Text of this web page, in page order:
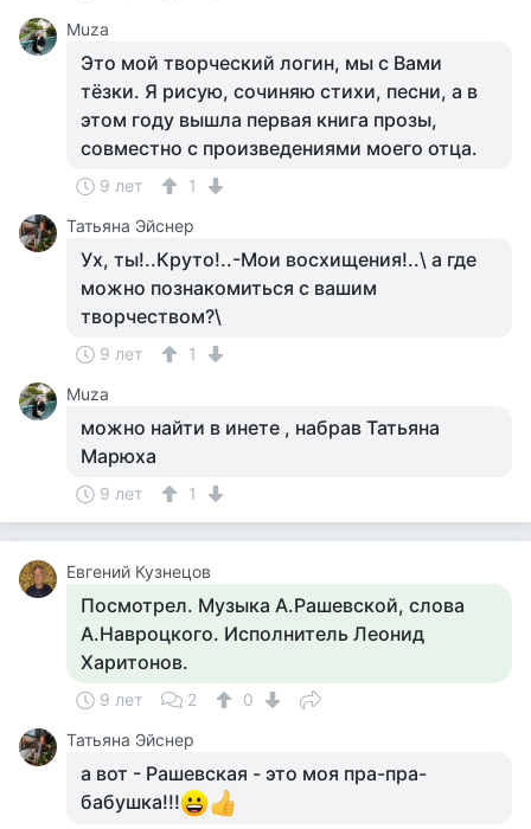
Muza
Это мой творческий логин, мы с Вами
тёзки. Я рисую, сочиняю стихи, песни, а в
этом году вышла первая книга прозы,
совместно с произведениями моего отца.
9 лет
1
Татьяна Эйснер
Ух, ты!..Круто!..-Мои восхищения!..\ а где
можно познакомиться с вашим
творчеством?\
9 лет
1
Muza
можно найти в инете , набрав Татьяна
Марюха
9 лет 1
Евгений Кузнецов
Посмотрел. Музыка А.Рашевской, слова
А.Навроцкого. Исполнитель Леонид
Харитонов.
9 лет 2
0
Татьяна Эйснер
а вот - Рашевская - это моя пра-пра-
бабушка!!!